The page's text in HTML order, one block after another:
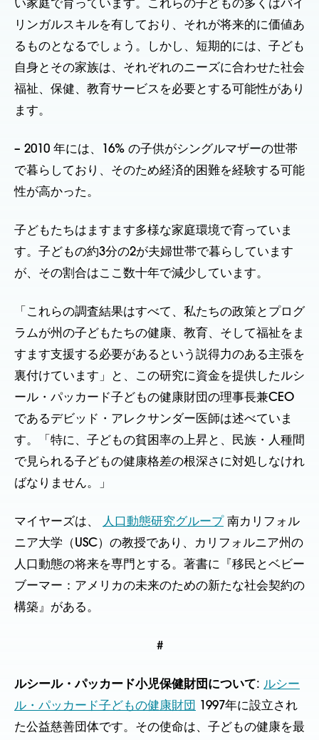
い家庭で育っています。これらの子どもの多くはバイ
リンガルスキルを有しており、それが将来的に価値あ
るものとなるでしょう。しかし、短期的には、子ども
自身とその家族は、それぞれのニーズに合わせた社会
福祉、保健、教育サービスを必要とする可能性があり
ます。
– 2010 年には、16% の子供がシングルマザーの世帯
で暮らしており、そのため経済的困難を経験する可能
性が高かった。
子どもたちはますます多様な家庭環境で育っていま
す。子どもの約3分の2が夫婦世帯で暮らしています
が、その割合はここ数十年で減少しています。
「これらの調査結果はすべて、私たちの政策とプログ
ラムが州の子どもたちの健康、教育、そして福祉をま
すます支援する必要があるという説得力のある主張を
裏付けています」と、この研究に資金を提供したルシ
ール・パッカード子どもの健康財団の理事長兼CEO
であるデビッド・アレクサンダー医師は述べていま
す。「特に、子どもの貧困率の上昇と、民族・人種間
で見られる子どもの健康格差の根深さに対処しなけれ
ばなりません。」
マイヤーズは、 人口動態研究グループ 南カリフォル
ニア大学（USC）の教授であり、カリフォルニア州の
人口動態の将来を専門とする。著書に『移民とベビー
ブーマー：アメリカの未来のための新たな社会契約の
構築』がある。
#
ルシール・パッカード小児保健財団について: ルシー
ル・パッカード子どもの健康財団
1997年に設立され
た公益慈善団体です。その使命は、子どもの健康を最